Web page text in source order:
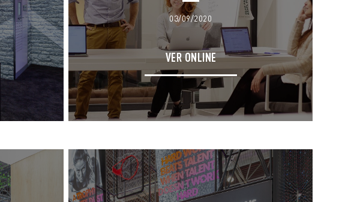
03/09/2020
VER ONLINE